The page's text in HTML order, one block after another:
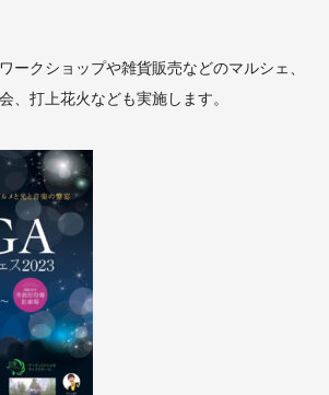
ークショップや雑貨販売などのマルシェ、
、打上花火なども実施します。